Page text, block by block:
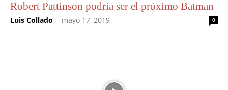
Robert Pattinson podría ser el próximo Batman
Luis Collado - mayo 17, 2019 0